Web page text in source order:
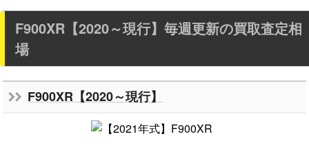
F900XR【2020～現行】毎週更新の買取査定相
場
F900XR【2020～現行】